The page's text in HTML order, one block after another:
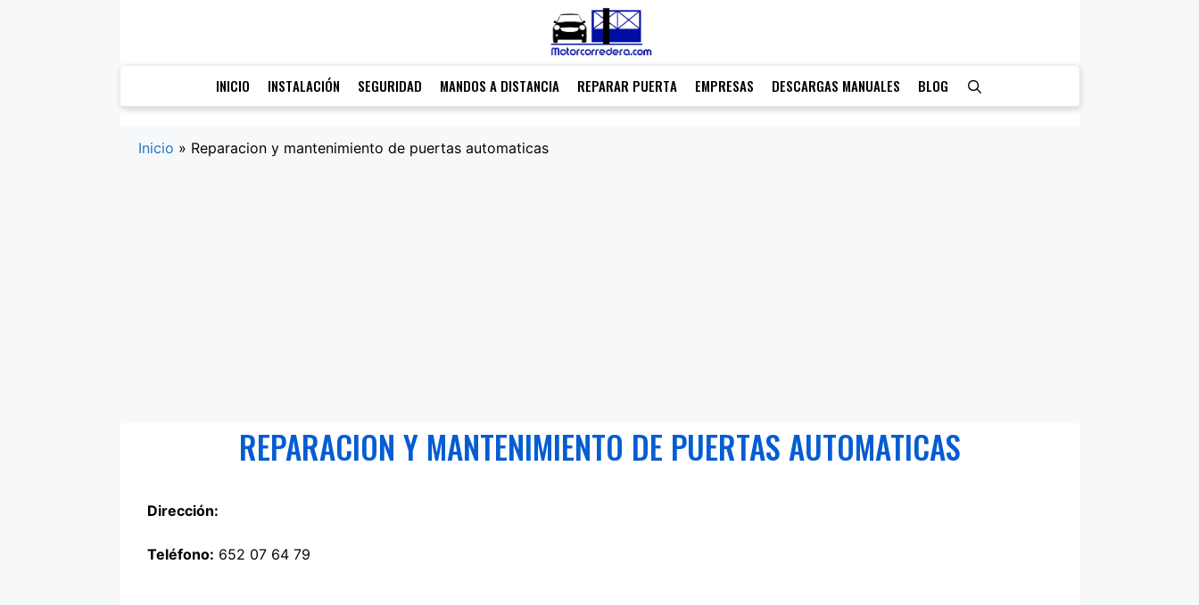
INICIO INSTALACIÓN SEGURIDAD MANDOS A DISTANCIA REPARAR PUERTA EMPRESAS DESCARGAS MANUALES BLOG
Inicio » Reparacion y mantenimiento de puertas automaticas
REPARACION Y MANTENIMIENTO DE PUERTAS AUTOMATICAS
Dirección:
Teléfono: 652 07 64 79